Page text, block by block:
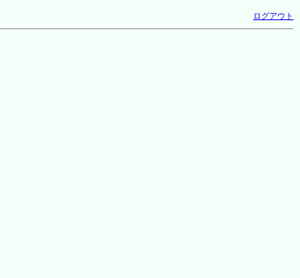
ログアウト